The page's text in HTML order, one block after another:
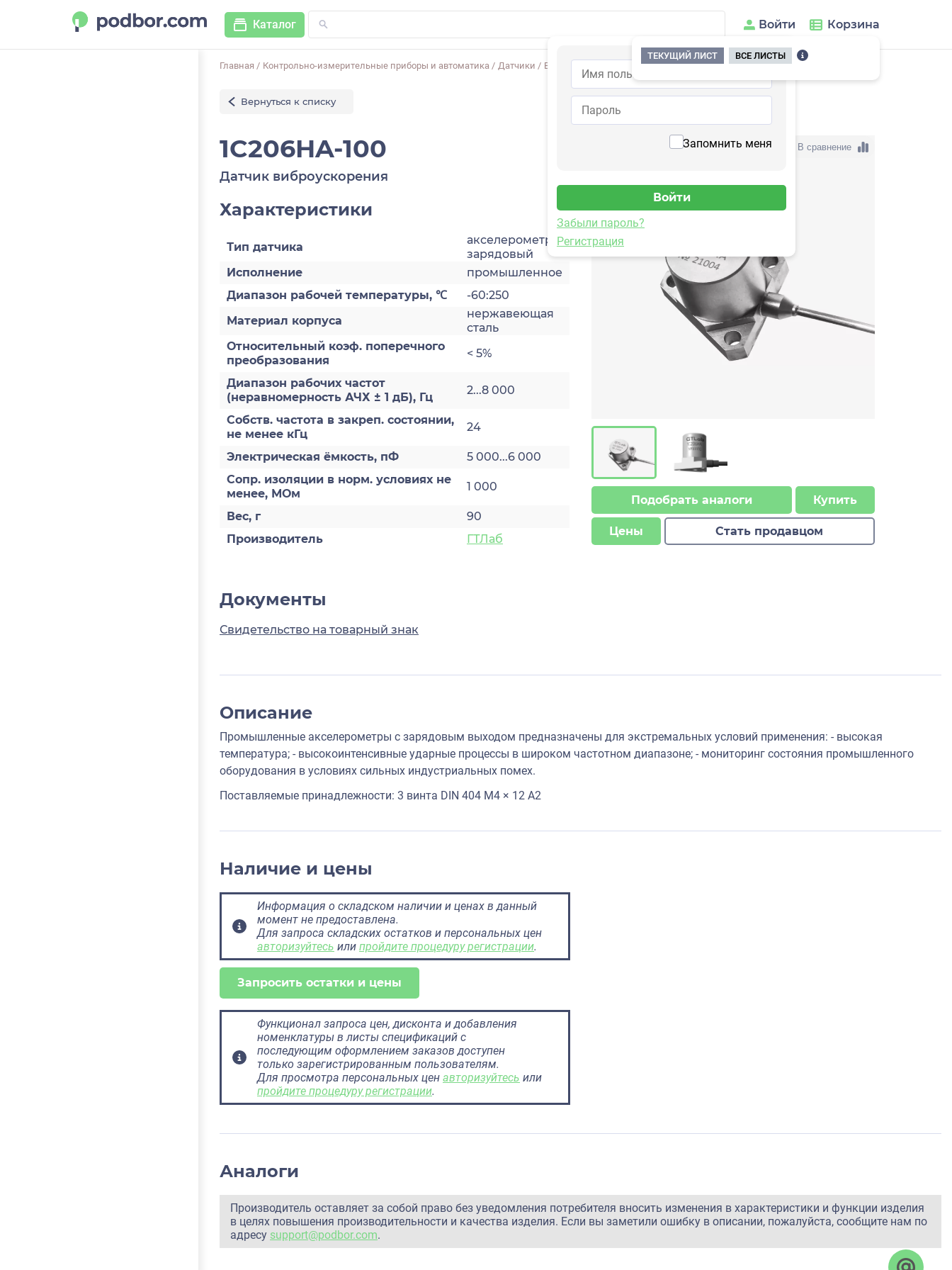
Каталог Войти
Запомнить меня
Забыли пароль?
Регистрация
Корзина
ТЕКУЩИЙ ЛИСТ
ВСЕ ЛИСТЫ
Главная / Контрольно-измерительные приборы и автоматика / Датчики / Виброускорения 1C206HA-100
Вернуться к списку
1C206HA-100
Датчик виброускорения
Характеристики
Тип датчика
акселерометр,
зарядовый
Исполнение
промышленное
Диапазон рабочей температуры, ℃
-60:250
Материал корпуса
нержавеющая
сталь
Относительный коэф. поперечного
преобразования
< 5%
Диапазон рабочих частот
(неравномерность АЧХ ± 1 дБ), Гц
2...8 000
Собств. частота в закреп. состоянии,
не менее кГц
24
Электрическая ёмкость, пФ
5 000...6 000
Сопр. изоляции в норм. условиях не
менее, МОм
1 000
Вес, г
90
Производитель
ГТЛаб
В сравнение
Подобрать аналоги Купить
Цены Стать продавцом
Документы
Свидетельство на товарный знак
Описание
Промышленные акселерометры с зарядовым выходом предназначены для экстремальных условий применения: - высокая
температура; - высокоинтенсивные ударные процессы в широком частотном диапазоне; - мониторинг состояния промышленного
оборудования в условиях сильных индустриальных помех.
Поставляемые принадлежности: 3 винта DIN 404 M4 × 12 A2
Наличие и цены
Информация о складском наличии и ценах в данный
момент не предоставлена.
Для запроса складских остатков и персональных цен
авторизуйтесь или пройдите процедуру регистрации.
Запросить остатки и цены
Функционал запроса цен, дисконта и добавления
номенклатуры в листы спецификаций с
последующим оформлением заказов доступен
только зарегистрированным пользователям.
Для просмотра персональных цен авторизуйтесь или
пройдите процедуру регистрации.
Аналоги
Производитель оставляет за собой право без уведомления потребителя вносить изменения в характеристики и функции изделия
в целях повышения производительности и качества изделия. Если вы заметили ошибку в описании, пожалуйста, сообщите нам по
адресу support@podbor.com.